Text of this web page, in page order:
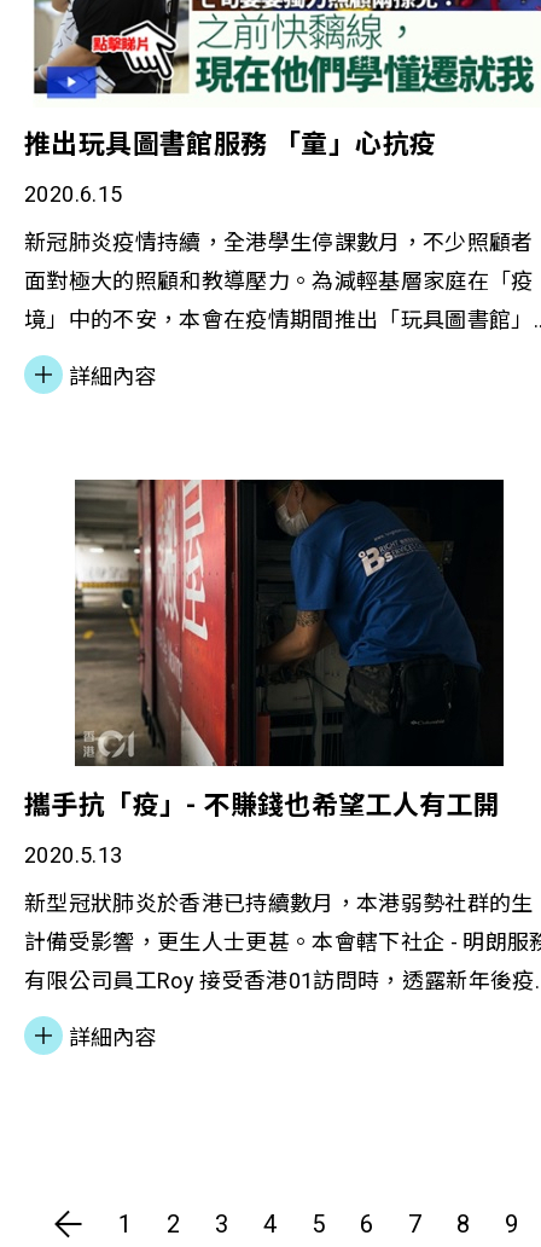
推出玩具圖書館服務 「童」心抗疫
2020.6.15
新冠肺炎疫情持續，全港學生停課數月，不少照顧者
面對極大的照顧和教導壓力。為減輕基層家庭在「疫
境」中的不安，本會在疫情期間推出「玩具圖書館」
服務，免費借出益智玩具予基層家庭，讓小朋友在家
「放電」，玩樂之中學習，也減輕照顧者的壓力，並
詳細內容
攜手抗「疫」- 不賺錢也希望工人有工開
2020.5.13
新型冠狀肺炎於香港已持續數月，本港弱勢社群的生
計備受影響，更生人士更甚。本會轄下社企 - 明朗服
有限公司員工Roy 接受香港01訪問時，透露新年後疫
情爆發，各大展覽活動相繼取消，令其收入大減，惟
更生人士可選擇的工作不多。作為社企，明朗公司希
詳細內容
1 2 3 4 5 6 7 8
9